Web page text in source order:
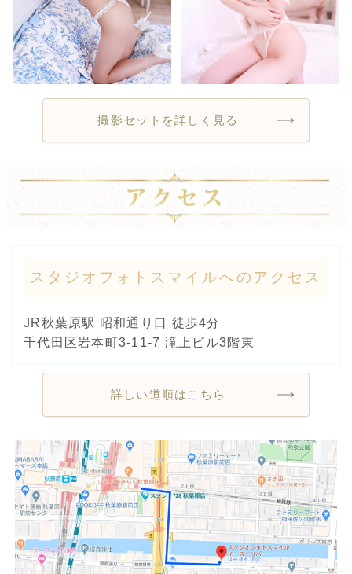
撮影セットを詳しく見る
スタジオフォトスマイルへのアクセス
JR秋葉原駅 昭和通り口 徒歩4分
千代田区岩本町3-11-7 滝上ビル3階東
詳しい道順はこちら